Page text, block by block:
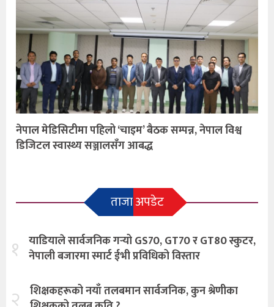
नेपाल मेडिसिटीमा पहिलो ‘चाइम’ बैठक सम्पन्न, नेपाल विश्व
डिजिटल स्वास्थ्य सञ्जालसँग आबद्ध
ताजा अपडेट
१ याडियाले सार्वजनिक गर्‍यो GS70, GT70 र GT80 स्कुटर,
नेपाली बजारमा स्मार्ट ईभी प्रविधिको विस्तार
२ शिक्षकहरूको नयाँ तलबमान सार्वजनिक, कुन श्रेणीका